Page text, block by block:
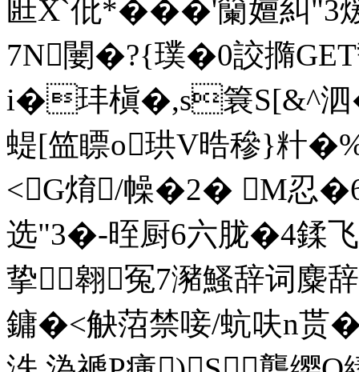
匨X`仳*� ��'籣嬗糾"3煖
7N闄�?{璞�0詨撱GET
i�玤槇�,s簔S[&^泗
蝭[笽瞟o珙V晧穇}籵
<G焴/幧�2� Μ忍
选"3�-晊厨6六胧�4鍒
挚翱冤7瀦鰠辞词麋
鏞�<觖菬禁唼/蚢呋n贳